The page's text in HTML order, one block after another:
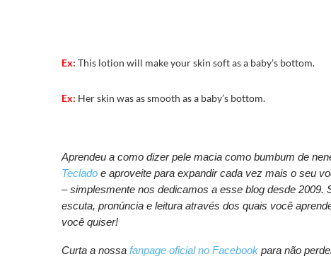
Ex: This lotion will make your skin soft as a baby’s bottom.
Ex: Her skin was as smooth as a baby’s bottom.
Aprendeu a como dizer pele macia como bumbum de
Teclado e aproveite para expandir cada vez mais o seu
– simplesmente nos dedicamos a esse blog desde
escuta, pronúncia e leitura através dos quais você
você quiser!
Curta a nossa fanpage oficial no Facebook para não